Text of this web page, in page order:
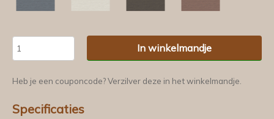
In winkelmandje
Heb je een couponcode? Verzilver deze in het winkelmandje.
Specificaties